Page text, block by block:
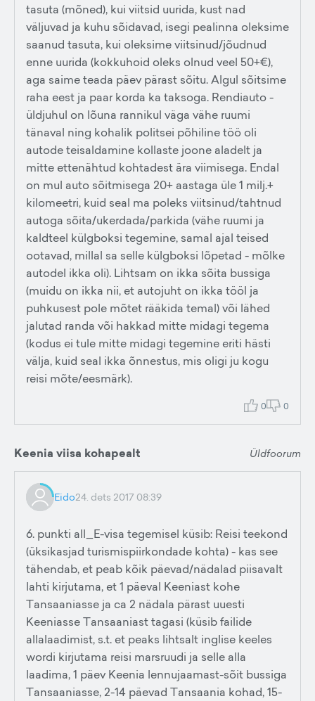
tasuta (mõned), kui viitsid uurida, kust nad
väljuvad ja kuhu sõidavad, isegi pealinna oleksime
saanud tasuta, kui oleksime viitsinud/jõudnud
enne uurida (kokkuhoid oleks olnud veel 50+€),
aga saime teada päev pärast sõitu. Algul sõitsime
raha eest ja paar korda ka taksoga. Rendiauto -
üldjuhul on lõuna rannikul väga vähe ruumi
tänaval ning kohalik politsei põhiline töö oli
autode teisaldamine kollaste joone aladelt ja
mitte ettenähtud kohtadest ära viimisega. Endal
on mul auto sõitmisega 20+ aastaga üle 1 milj.+
kilomeetri, kuid seal ma poleks viitsinud/tahtnud
autoga sõita/ukerdada/parkida (vähe ruumi ja
kaldteel külgboksi tegemine, samal ajal teised
ootavad, millal sa selle külgboksi lõpetad - mõlke
autodel ikka oli). Lihtsam on ikka sõita bussiga
(muidu on ikka nii, et autojuht on ikka tööl ja
puhkusest pole mõtet rääkida temal) või lähed
jalutad randa või hakkad mitte midagi tegema
(kodus ei tule mitte midagi tegemine eriti hästi
välja, kuid seal ikka õnnestus, mis oligi ju kogu
reisi mõte/eesmärk).
0 0
Keenia viisa kohapealt Üldfoorum
Eido24. dets 2017 08:39
6. punkti all_E-visa tegemisel küsib: Reisi teekond
(üksikasjad turismispiirkondade kohta) - kas see
tähendab, et peab kõik päevad/nädalad piisavalt
lahti kirjutama, et 1 päeval Keeniast kohe
Tansaaniasse ja ca 2 nädala pärast uuesti
Keeniasse Tansaaniast tagasi (küsib failide
allalaadimist, s.t. et peaks lihtsalt inglise keeles
wordi kirjutama reisi marsruudi ja selle alla
laadima, 1 päev Keenia lennujaamast-sõit bussiga
Tansaaniasse, 2-14 päevad Tansaania kohad, 15-